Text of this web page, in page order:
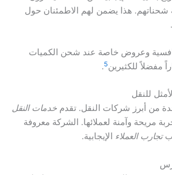
شحناتهم. هذا يضمن لهم الاطمئنان حول
.
وعروض خاصة عند شحن الكميات
مفضلاً للكثيرين5
.
للنقل
من أبرز شركات النقل. تقدم خدمات النقل
مريحة وآمنة لعملائها. الشركة معروفة
تجارب العملاء الإيجابية.